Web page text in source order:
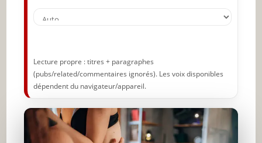
Lecture propre : titres + paragraphes
(pubs/related/commentaires ignorés). Les voix disponibles
dépendent du navigateur/appareil.